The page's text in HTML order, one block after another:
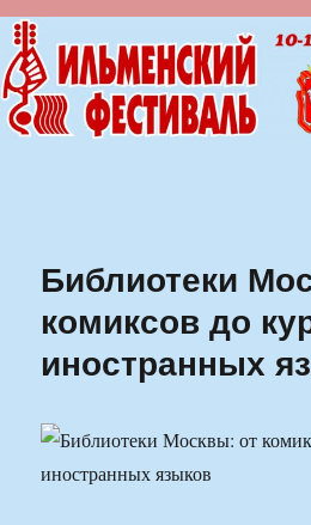
Ильменский
Библиотеки
комиксов до
иностранных